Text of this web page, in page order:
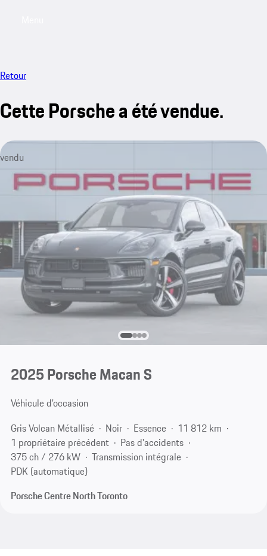
Retour
Cette Porsche a été vendue.
vendu
2025 Porsche Macan S
Véhicule d'occasion
Gris Volcan Métallisé
Noir Essence
11 812 km
1 propriétaire précédent
Pas d'accidents
375 ch / 276 kW
Transmission intégrale
PDK (automatique)
Porsche Centre North Toronto